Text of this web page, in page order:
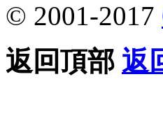
© 2001-2017
返回頂部 返